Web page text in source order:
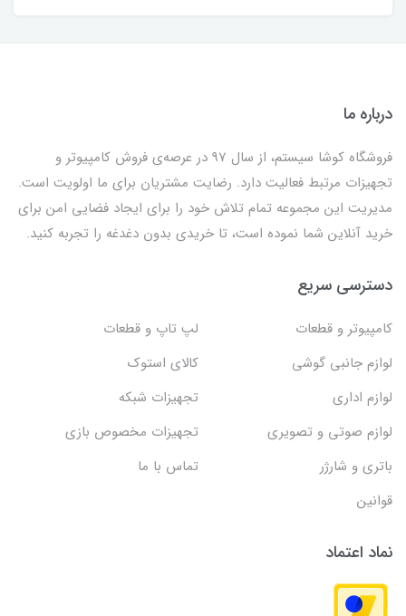
درباره ما
فروشگاه کوشا سیستم، از سال 97 در عرصه‌ی فروش کامپیوتر و
تجهیزات مرتبط فعالیت دارد. رضایت مشتریان برای ما اولویت است.
مدیریت این مجموعه تمام تلاش خود را برای ایجاد فضایی امن برای
خرید آنلاین شما نموده است، تا خریدی بدون دغدغه را تجربه کنید.
دسترسی سریع
کامپیوتر و قطعات
لپ تاپ و قطعات
لوازم جانبی گوشی
کالای استوک
لوازم اداری
تجهیزات شبکه
لوازم صوتی و تصویری
تجهیزات مخصوص بازی
باتری و شارژر
تماس با ما
قوانین
نماد اعتماد